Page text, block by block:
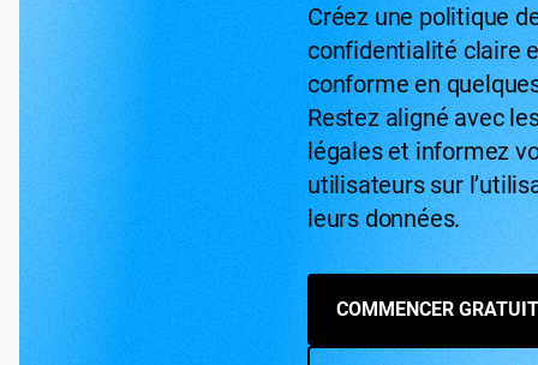
Créez une politique
confidentialité claire
conforme en
Restez aligné avec
légales et informez
utilisateurs sur
leurs données.
COMMENCER